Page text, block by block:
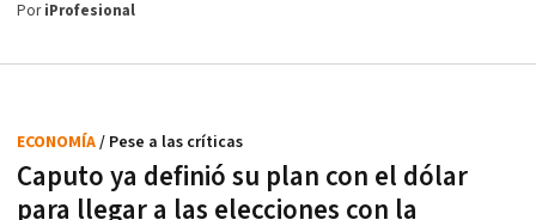
PoriProfesional
Caputo ya definió su plan con el dólar
para llegar a las elecciones con la
ECONOMÍA/ Pese a las críticas